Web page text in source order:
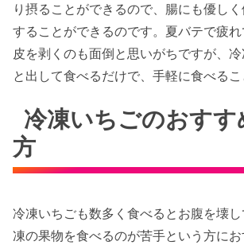
り摂ることができるので、腸にも優し
することができるのです。夏バテで疲
皮を剥くのも面倒と思いがちですが、
と出して食べるだけで、手軽に食べるこ
冷凍いちごのおす
方
冷凍いちごも数多く食べるとお腹を壊
凍の果物を食べるのが苦手という方に